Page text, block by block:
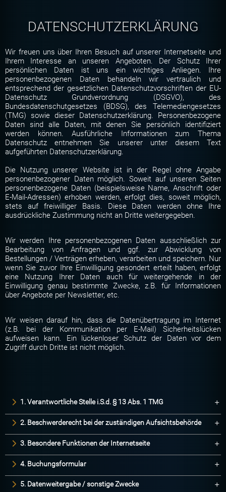
DATENSCHUTZERKLÄRUNG
Wir freuen uns über Ihren Besuch auf unserer Internetseite und
Ihrem Interesse an unseren Angeboten. Der Schutz Ihrer
persönlichen Daten ist uns ein wichtiges Anliegen. Ihre
personenbezogenen Daten behandeln wir vertraulich und
entsprechend der gesetzlichen Datenschutzvorschriften der EU-
Datenschutz Grundverordnung (DSGVO), des
Bundesdatenschutgesetzes (BDSG), des Telemediengesetzes
(TMG) sowie dieser Datenschutzerklärung. Personenbezogene
Daten sind alle Daten, mit denen Sie persönlich identifiziert
werden können. Ausführliche Informationen zum Thema
Datenschutz entnehmen Sie unserer unter diesem Text
aufgeführten Datenschutzerklärung.
Die Nutzung unserer Website ist in der Regel ohne Angabe
personenbezogener Daten möglich. Soweit auf unseren Seiten
personenbezogene Daten (beispielsweise Name, Anschrift oder
E-Mail-Adressen) erhoben werden, erfolgt dies, soweit möglich,
stets auf freiwilliger Basis. Diese Daten werden ohne Ihre
ausdrückliche Zustimmung nicht an Dritte weitergegeben.
Wir werden Ihre personenbezogenen Daten ausschließlich zur
Bearbeitung von Anfragen und ggf. zur Abwicklung von
Bestellungen / Verträgen erheben, verarbeiten und speichern. Nur
wenn Sie zuvor Ihre Einwilligung gesondert erteilt haben, erfolgt
eine Nutzung Ihrer Daten auch für weitergehende in der
Einwilligung genau bestimmte Zwecke, z.B. für Informationen
über Angebote per Newsletter, etc.
Wir weisen darauf hin, dass die Datenübertragung im Internet
(z.B. bei der Kommunikation per E-Mail) Sicherheitslücken
aufweisen kann. Ein lückenloser Schutz der Daten vor dem
Zugriff durch Dritte ist nicht möglich.
1. Verantwortliche Stelle i.S.d. § 13 Abs. 1 TMG
2. Beschwerderecht bei der zuständigen Aufsichtsbehörde
3. Besondere Funktionen der Internetseite
4. Buchungsformular
5. Datenweitergabe / sonstige Zwecke